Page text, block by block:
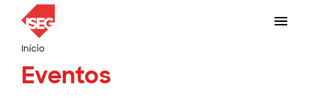
Início
Eventos